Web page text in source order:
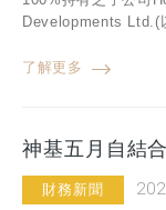
Developments Ltd.(
了解更多
神基五月自結
財務新聞